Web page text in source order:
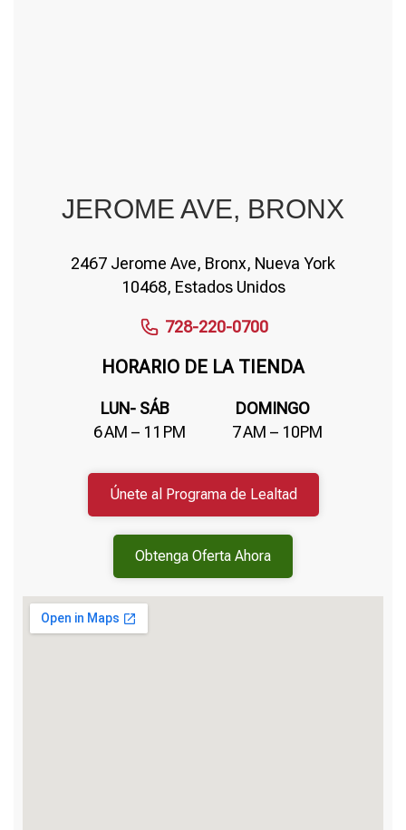
JEROME AVE, BRONX
2467 Jerome Ave, Bronx, Nueva York
10468, Estados Unidos
728-220-0700
HORARIO DE LA TIENDA
LUN- SÁB
6 AM – 11 PM
DOMINGO
7 AM – 10PM
Únete al Programa de Lealtad
Obtenga Oferta Ahora